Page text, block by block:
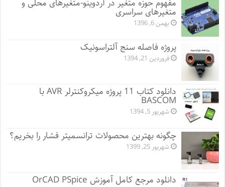
مفهوم حوزه متغیر در آردوینو-متغیرهای محلی و
متغیرهای سراسری
بهمن 6, 1396
پروژه فاصله سنج آلتراسونیک
فروردین 21, 1394
دانلود کتاب 11 پروژه میکروکنترلر AVR با
BASCOM
شهریور 5, 1394
چگونه بهترین محصولات ترانسمیتر فشار را بخریم؟
شهریور 25, 1399
دانلود مرجع کامل آموزش OrCAD PSpice